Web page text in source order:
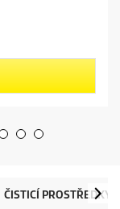
ČISTICÍ PROSTŘEDKY